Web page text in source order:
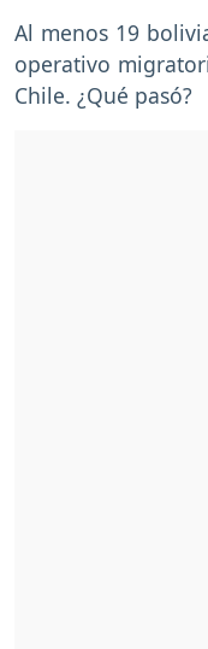
Al menos 19
operativo
Chile. ¿Qué pasó?